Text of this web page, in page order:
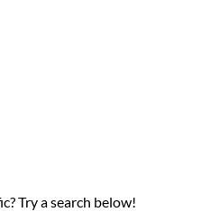
Try a search below!